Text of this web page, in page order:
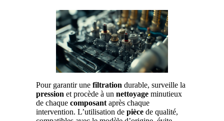
Pour garantir une filtration durable, surveille la
pression et procède à un nettoyage minutieux
de chaque composant après chaque
intervention. L’utilisation de pièce de qualité,